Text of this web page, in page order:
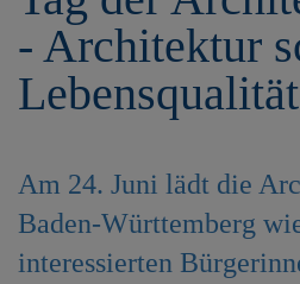
- Architektur
Lebensqualität
Am 24. Juni lädt die
Baden-Württemberg
interessierten